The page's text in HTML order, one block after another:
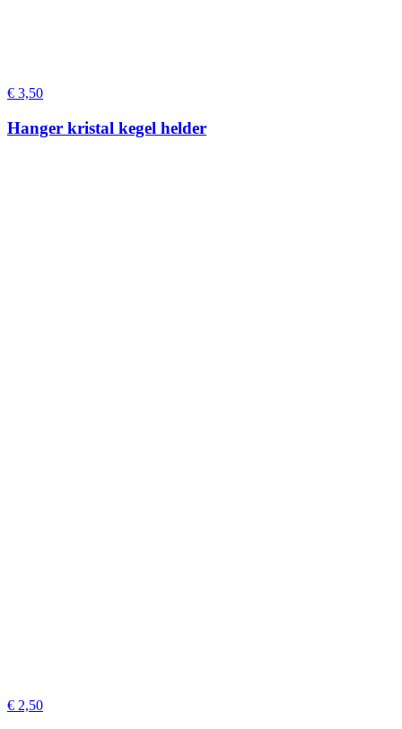
€ 3,50
Hanger kristal kegel helder
€ 2,50